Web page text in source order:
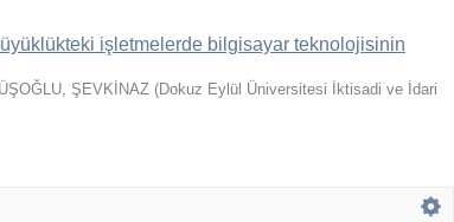
işletmelerde bilgisayar teknolojisinin
ŞEVKİNAZ (Dokuz Eylül Üniversitesi İktisadi ve İdari